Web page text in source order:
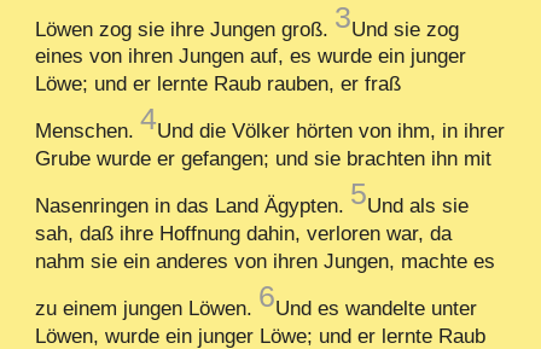
Löwen zog sie ihre Jungen groß. 3Und sie zog
eines von ihren Jungen auf, es wurde ein junger
Löwe; und er lernte Raub rauben, er fraß
Menschen.4Und die Völker hörten von ihm, in ihrer
Grube wurde er gefangen; und sie brachten ihn mit
Nasenringen in das Land Ägypten. 5Und als sie
sah, daß ihre Hoffnung dahin, verloren war, da
nahm sie ein anderes von ihren Jungen, machte es
zu einem jungen Löwen. 6Und es wandelte unter
Löwen, wurde ein junger Löwe; und er lernte Raub